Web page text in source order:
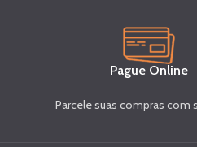
Pague Online
Parcele suas compras com